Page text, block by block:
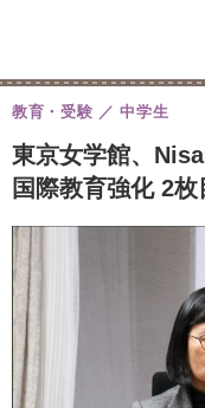
東京女学館、
国際教育強化 2
教育・受験 中学生